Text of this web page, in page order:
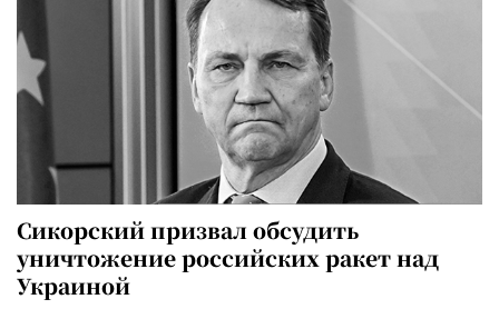
Сикорский призвал обсудить
уничтожение российских ракет над
Украиной